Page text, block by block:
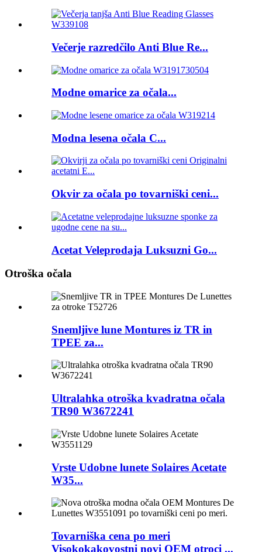
Večerje razredčilo Anti Blue Re...
Modne omarice za očala...
Modna lesena očala C...
Okvir za očala po tovarniški ceni...
Acetat Veleprodaja Luksuzni Go...
Otroška očala
Snemljive lune Montures iz TR in
TPEE za...
Ultralahka otroška kvadratna očala
TR90 W3672241
Vrste Udobne lunete Solaires Acetate
W35...
Tovarniška cena po meri
Visokokakovostni novi OEM otroci ...